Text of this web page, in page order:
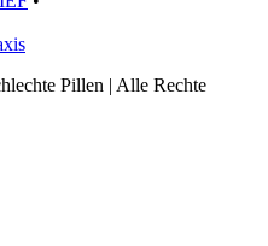
Pillen | Alle Rechte